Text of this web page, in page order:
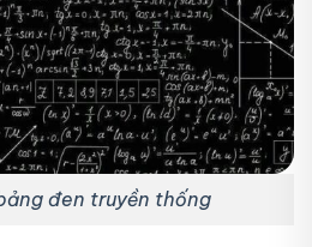
đen truyền thống